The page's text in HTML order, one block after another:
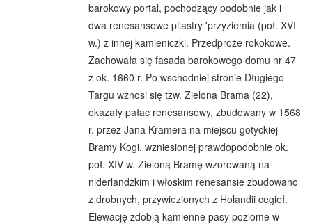
barokowy portal, pochodzący podobnie jak i
dwa renesansowe pilastry 'przyziemia (poł. XVI
w.) z innej kamieniczki. Przedproże rokokowe.
Zachowała się fasada barokowego domu nr 47
z ok. 1660 r. Po wschodniej stronie Długiego
Targu wznosi się tzw. Zielona Brama (22),
okazały pałac renesansowy, zbudowany w 1568
r. przez Jana Kramera na miejscu gotyckiej
Bramy Kogi, wzniesionej prawdopodobnie ok.
poł. XIV w. Zieloną Bramę wzorowaną na
niderlandzkim i włoskim renesansie zbudowano
z drobnych, przywiezionych z Holandii cegieł.
Elewację zdobią kamienne pasy poziome w